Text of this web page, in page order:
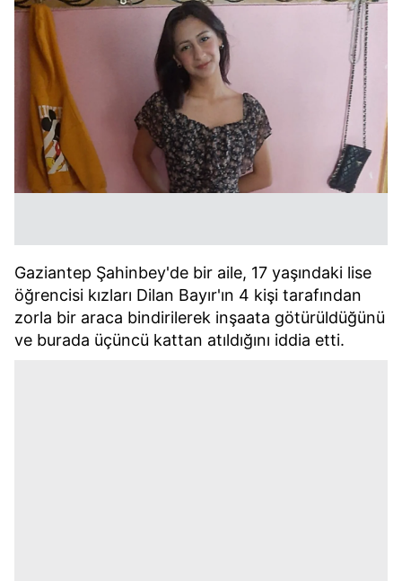
Gaziantep Şahinbey'de bir aile, 17 yaşındaki lise
öğrencisi kızları Dilan Bayır'ın 4 kişi tarafından
zorla bir araca bindirilerek inşaata götürüldüğünü
ve burada üçüncü kattan atıldığını iddia etti.